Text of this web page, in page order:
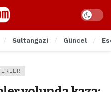
Sultangazi Güncel